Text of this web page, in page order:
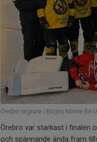
Örebro segrare i Börjes Minne för
Örebro var starkast i finalen
och spännande ända fram